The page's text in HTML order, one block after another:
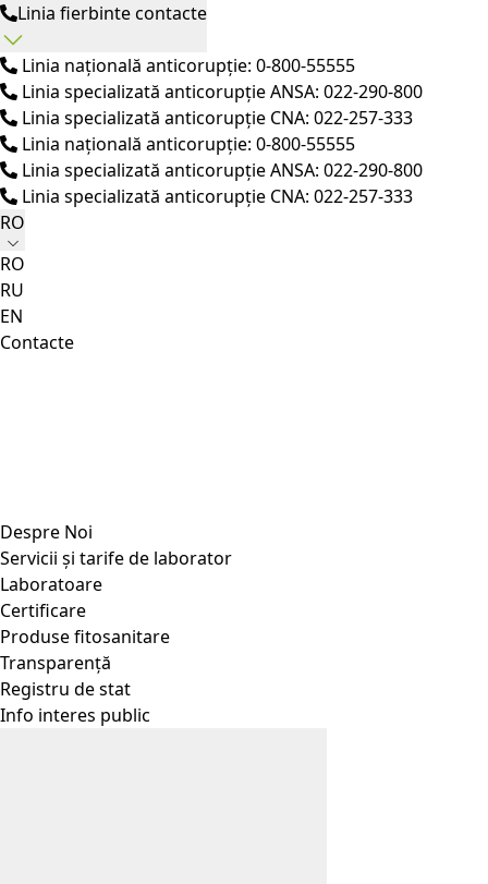
Linia fierbinte contacte
Linia națională anticorupție: 0-800-55555
Linia specializată anticorupție ANSA: 022-290-800
Linia specializată anticorupție CNA: 022-257-333
Linia națională anticorupție: 0-800-55555
Linia specializată anticorupție ANSA: 022-290-800
Linia specializată anticorupție CNA: 022-257-333
RO
RO
RU
EN
Contacte
Despre Noi
Servicii și tarife de laborator
Laboratoare
Certificare
Produse fitosanitare
Transparență
Registru de stat
Info interes public